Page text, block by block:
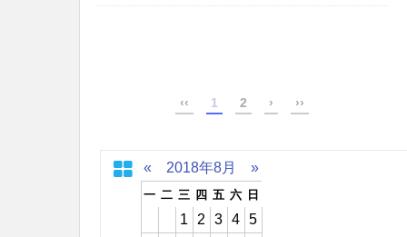
‹‹ 1 2 › ››
« 2018年8月 »
一 二 三 四 五 六 日
1 2 3 4
5